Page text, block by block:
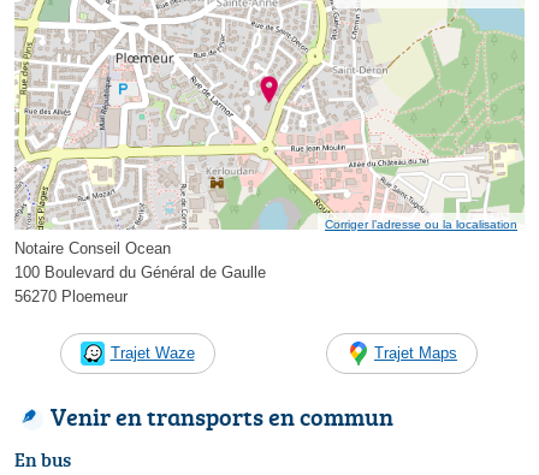
Corriger l’adresse ou la localisation
Notaire Conseil Ocean
100 Boulevard du Général de Gaulle
56270 Ploemeur
Trajet Waze Trajet Maps
Venir en transports en commun
En bus